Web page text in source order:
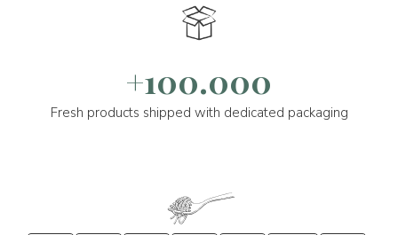
+100.000
Fresh products shipped with dedicated packaging